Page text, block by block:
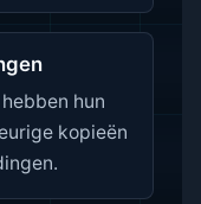
hun
kopieën